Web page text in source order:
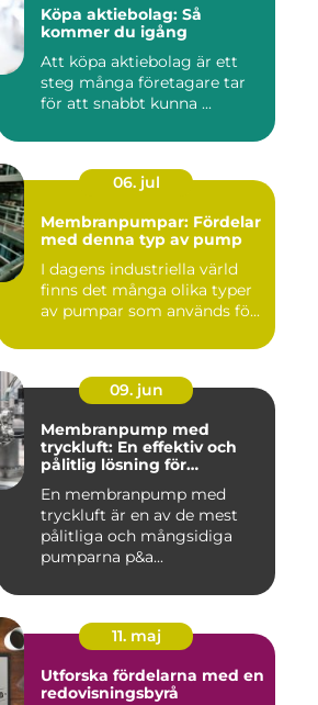
Köpa aktiebolag: Så
kommer du igång
Att köpa aktiebolag är ett
steg många företagare tar
för att snabbt kunna ...
06. jul
Membranpumpar: Fördelar
med denna typ av pump
I dagens industriella värld
finns det många olika typer
av pumpar som används fö...
09. jun
Membranpump med
tryckluft: En effektiv och
pålitlig lösning för
En membranpump med
tryckluft är en av de mest
pålitliga och mångsidiga
pumparna p&a...
11. maj
Utforska fördelarna med en
redovisningsbyrå